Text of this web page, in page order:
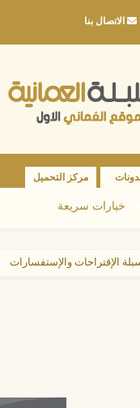
الاتصال بنا
خيارات سريعة
مركز التحميل
الإقتراحات والإستفسارات